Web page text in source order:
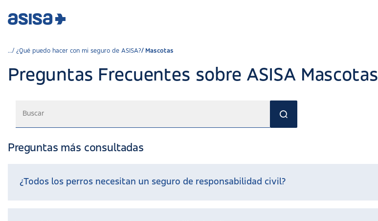
¿Qué puedo hacer con mi seguro de ASISA? Mascotas
Preguntas Frecuentes sobre ASISA Mascotas
Preguntas más consultadas
¿Todos los perros necesitan un seguro de responsabilidad civil?